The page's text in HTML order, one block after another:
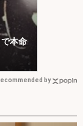
本命
by